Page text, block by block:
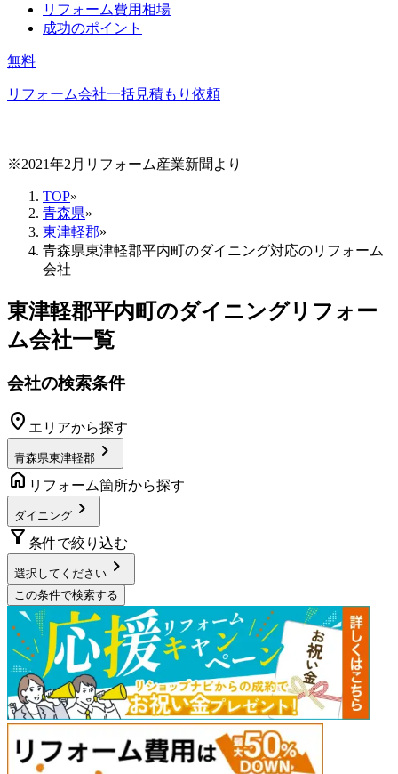
リフォーム費用相場
成功のポイント
無料
リフォーム会社一括見積もり依頼
※2021年2月リフォーム産業新聞より
TOP»
青森県»
東津軽郡»
青森県東津軽郡平内町のダイニング対応のリフォーム
会社
東津軽郡平内町のダイニングリフォー
ム会社一覧
会社の検索条件
location_on エリアから探す
青森県東津軽郡 chevron_right
home リフォーム箇所から探す
ダイニング chevron_right
filter_alt 条件で絞り込む
選択してください chevron_right
この条件で検索する